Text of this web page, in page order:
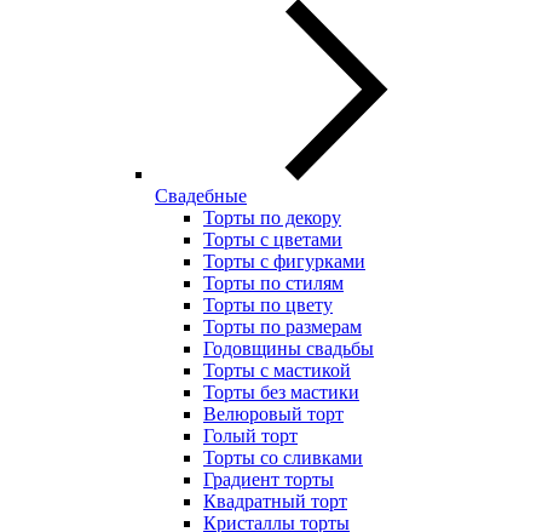
Свадебные
Торты по декору
Торты с цветами
Торты с фигурками
Торты по стилям
Торты по цвету
Торты по размерам
Годовщины свадьбы
Торты с мастикой
Торты без мастики
Велюровый торт
Голый торт
Торты со сливками
Градиент торты
Квадратный торт
Кристаллы торты